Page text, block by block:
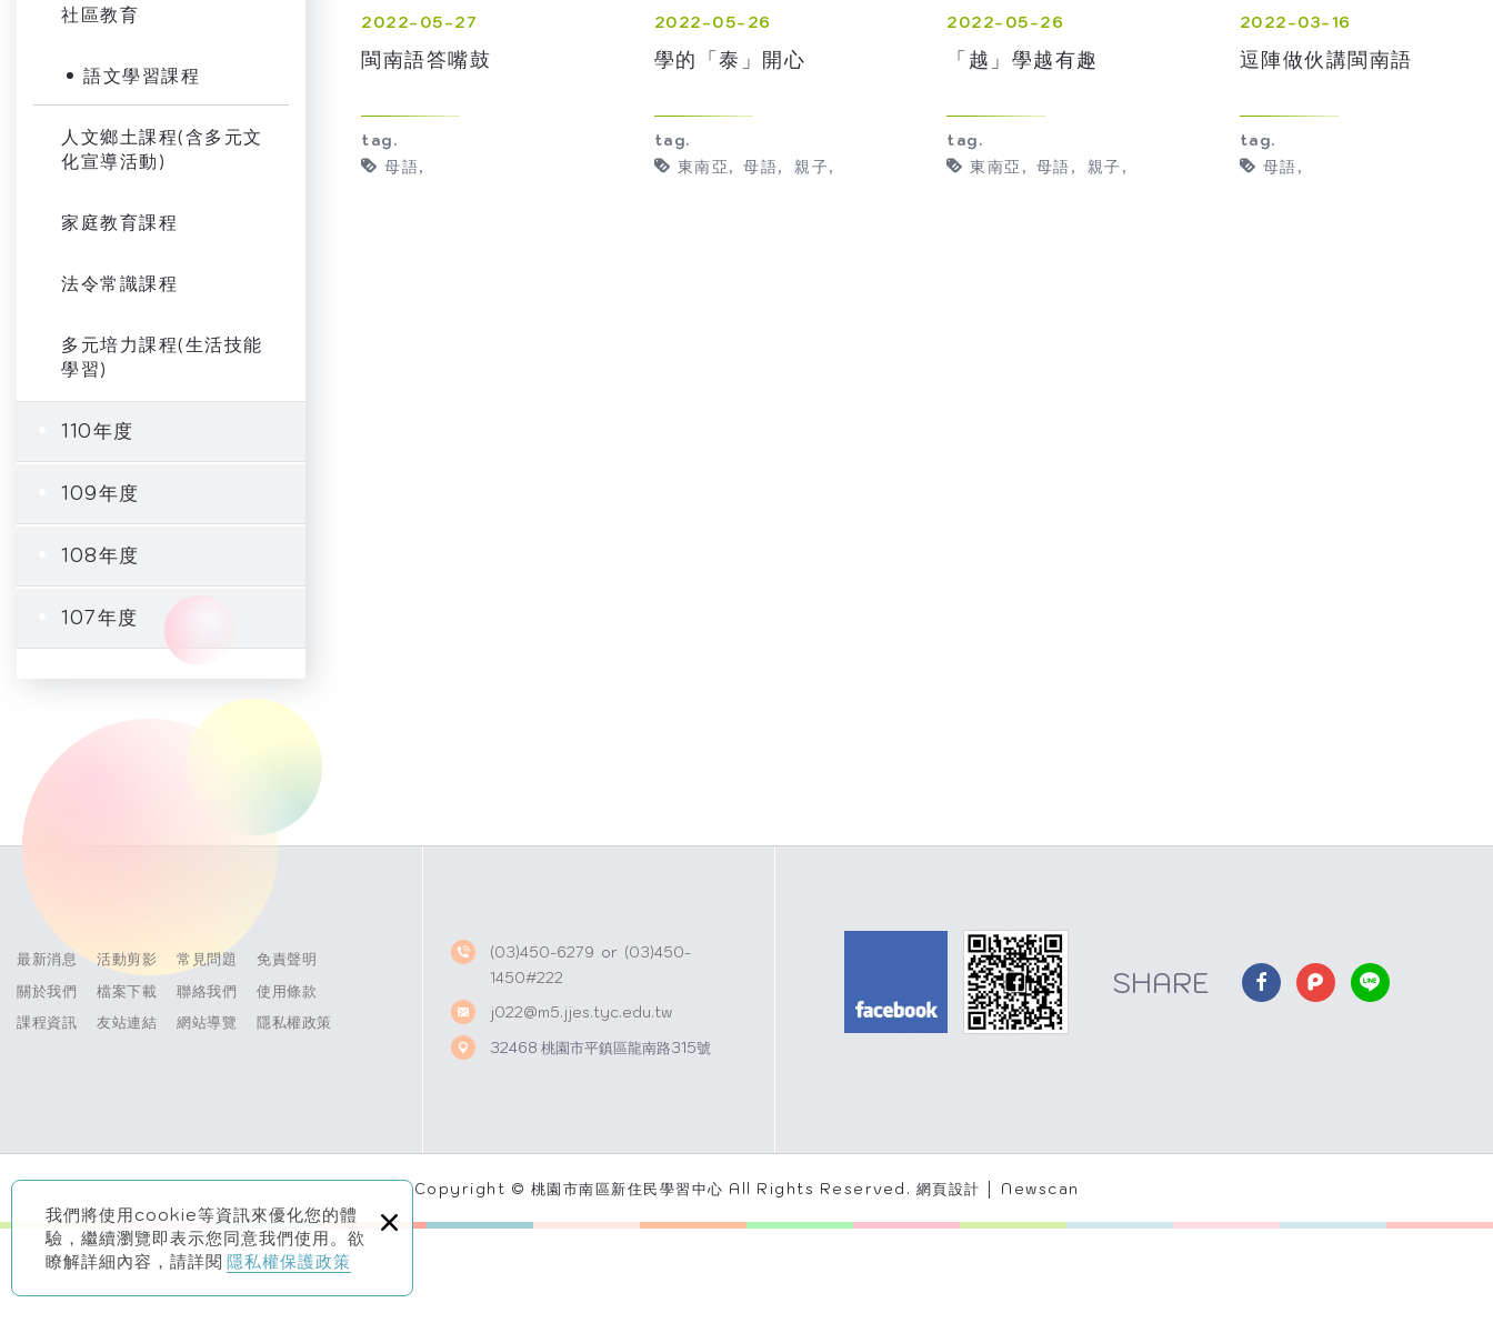
我們將使用cookie等資訊來優化您的體
驗，繼續瀏覽即表示您同意我們使用。欲
瞭解詳細內容，請詳閱 隱私權保護政策
×
社區教育
語文學習課程
人文鄉土課程(含多元文
化宣導活動)
家庭教育課程
法令常識課程
多元培力課程(生活技能
學習)
110年度
109年度
108年度
107年度
2022-05-27
閩南語答嘴鼓
tag.
母語
2022-05-26
學的「泰」開心
tag.
東南亞 母語 親子
2022-05-26
「越」學越有趣
tag.
東南亞 母語 親子
2022-03-16
逗陣做伙講閩南語
tag.
母語
最新消息
關於我們
課程資訊
活動剪影
檔案下載
友站連結
常見問題
聯絡我們
網站導覽
免責聲明
使用條款
隱私權政策
(03)450-6279 or (03)450-
1450#222
j022@m5.jjes.tyc.edu.tw
32468 桃園市平鎮區龍南路315號
Copyright © 桃園市南區新住民學習中心 All Rights Reserved. 網頁設計 │ Newscan